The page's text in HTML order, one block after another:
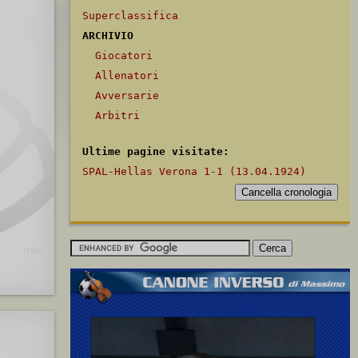
Superclassifica
ARCHIVIO
Giocatori
Allenatori
Avversarie
Arbitri
Ultime pagine visitate:
SPAL-Hellas Verona 1-1 (13.04.1924)